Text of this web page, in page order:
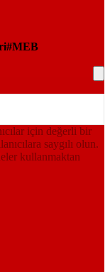
MEB
için değerli bir
saygılı olun.
kullanmaktan